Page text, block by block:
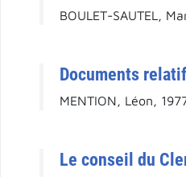
BOULET-SAUTEL,
Documents
MENTION, Léon,
Le conseil du